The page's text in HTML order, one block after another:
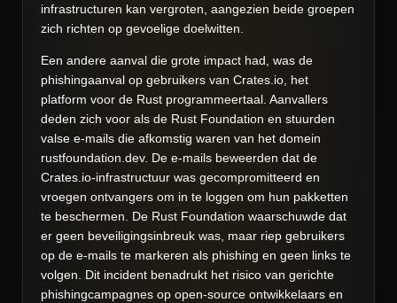
infrastructuren kan vergroten, aangezien beide groepen
zich richten op gevoelige doelwitten.
Een andere aanval die grote impact had, was de
phishingaanval op gebruikers van Crates.io, het
platform voor de Rust programmeertaal. Aanvallers
deden zich voor als de Rust Foundation en stuurden
valse e-mails die afkomstig waren van het domein
rustfoundation.dev. De e-mails beweerden dat de
Crates.io-infrastructuur was gecompromitteerd en
vroegen ontvangers om in te loggen om hun pakketten
te beschermen. De Rust Foundation waarschuwde dat
er geen beveiligingsinbreuk was, maar riep gebruikers
op de e-mails te markeren als phishing en geen links te
volgen. Dit incident benadrukt het risico van gerichte
phishingcampagnes op open-source ontwikkelaars en